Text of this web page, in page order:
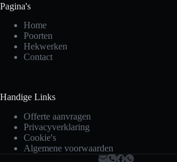
Pagina's
Home
Poorten
Hekwerken
Contact
Handige Links
Offerte aanvragen
Privacyverklaring
Cookie's
Algemene voorwaarden